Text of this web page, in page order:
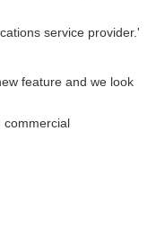
service provider.'
feature and we look